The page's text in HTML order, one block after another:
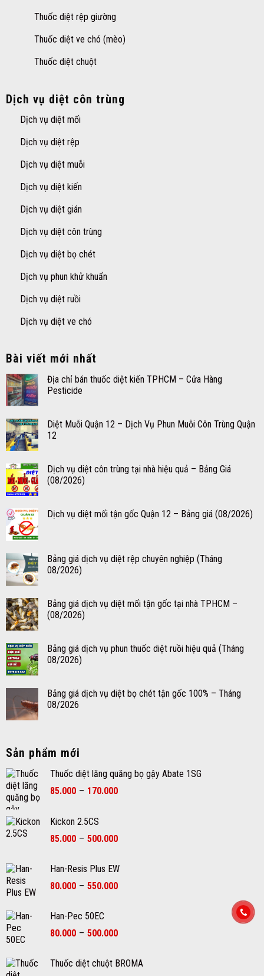
Thuốc diệt rệp giường
Thuốc diệt ve chó (mèo)
Thuốc diệt chuột
Dịch vụ diệt côn trùng
Dịch vụ diệt mối
Dịch vụ diệt rệp
Dịch vụ diệt muỗi
Dịch vụ diệt kiến
Dịch vụ diệt gián
Dịch vụ diệt côn trùng
Dịch vụ diệt bọ chét
Dịch vụ phun khử khuẩn
Dịch vụ diệt ruồi
Dịch vụ diệt ve chó
Bài viết mới nhất
Địa chỉ bán thuốc diệt kiến TPHCM – Cửa Hàng
Pesticide
Diệt Muỗi Quận 12 – Dịch Vụ Phun Muỗi Côn Trùng Quận
12
Dịch vụ diệt côn trùng tại nhà hiệu quả – Bảng Giá
(08/2026)
Dịch vụ diệt mối tận gốc Quận 12 – Bảng giá (08/2026)
Bảng giá dịch vụ diệt rệp chuyên nghiệp (Tháng
08/2026)
Bảng giá dịch vụ diệt mối tận gốc tại nhà TPHCM –
(08/2026)
Bảng giá dịch vụ phun thuốc diệt ruồi hiệu quả (Tháng
08/2026)
Bảng giá dịch vụ diệt bọ chét tận gốc 100% – Tháng
08/2026
Sản phẩm mới
Thuốc diệt lăng quăng bọ gậy Abate 1SG
85.000 – 170.000Khoảng
đến
Kickon 2.5CS
85.000 – 500.000Khoảng
85.000₫
đến
Han-Resis Plus EW
80.000 – 550.000Khoảng
đến
Han-Pec 50EC
80.000 – 500.000Khoảng
80.000₫
Thuốc diệt chuột BROMA